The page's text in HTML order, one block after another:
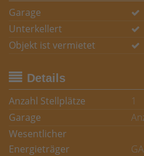
Garage
Unterkellert
Objekt ist vermietet
Details
Anzahl Stellplätze
1
Garage
Wesentlicher
Energieträger